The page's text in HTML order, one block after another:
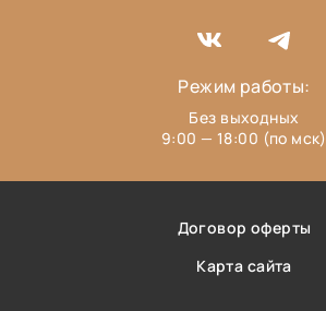
Договор оферты
Карта сайта
Режим работы:
Без выходных
9:00 — 18:00 (по мск)